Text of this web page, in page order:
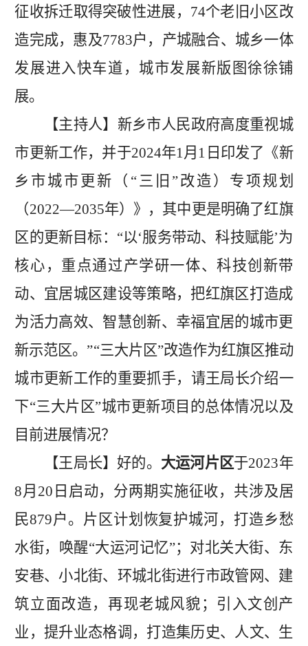
征收拆迁取得突破性进展， 74个老旧小区改
造完成，惠及7783户， 产城融合、城乡一体
发展进入快车道，城市发展新版图徐徐铺
展。
【主持人】 新乡市人民政府高度重视城
市更新工作，并于2024年1月1日印发了 《新
乡市城市更新（ “三旧”改造）专项规划
（2022—2035年）》，其中更是明确了红旗
区的更新目标：“以‘服务带动、科技赋能’为
核心，重点通过产学研一体、科技创新带
动、宜居城区建设等策略，把红旗区打造成
为活力高效、智慧创新、幸福宜居的城市更
新示范区。”“三大片区”改造作为红旗区推动
城市更新工作的重要抓手，请王局长介绍一
下“三大片区”城市更新项目 的总体情况以及
目前进展情况？
【王局长】好的。 大运河片区于2023年
8月 20 日 启动， 分两期实施征收，共涉及居
民879户。片区计划恢复护城河，打造乡愁
水街，唤醒“大运河记忆”；对北关大街、东
安巷、小北街、环城北街进行市政管网、建
筑立面改造，再现老城风貌；引入文创产
业，提升业态格调，打造集历史、人文、生